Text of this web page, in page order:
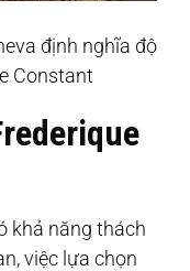
định nghĩa độ
Constant
khả năng thách
việc lựa chọn